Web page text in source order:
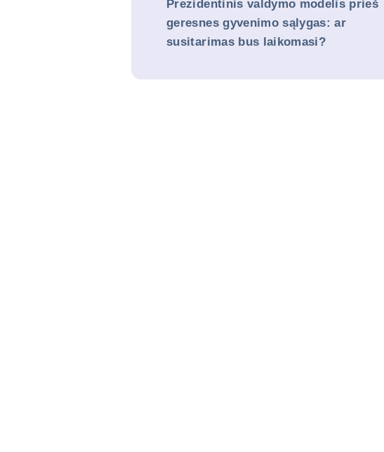
Prezidentinis valdymo modelis prieš
geresnes gyvenimo sąlygas: ar
susitarimas bus laikomasi?